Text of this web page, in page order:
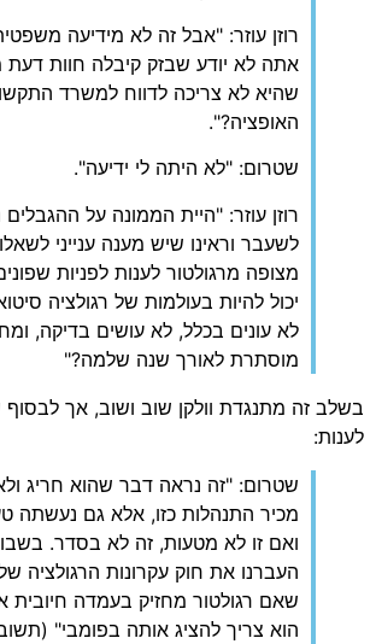
רוזן עוזר: "אבל זה לא מידיעה
אתה לא יודע שבזק קיבלה חוות
שהיא לא צריכה לדווח למשרד
האופציה?".
שטרום: "לא היתה לי ידיעה".
רוזן עוזר: "היית הממונה על
לשעבר וראינו שיש מענה ענייני
מצופה מרגולטור לענות לפניות
יכול להיות בעולמות של רגולציה
לא עונים בכלל, לא עושים בדיקה,
מוסתרת לאורך שנה שלמה?"
בשלב זה מתנגדת וולקן שוב ושוב, אך
לענות:
שטרום: "זה נראה דבר שהוא חריג ולא
מכיר התנהלות כזו, אלא גם נעשתה
ואם זו לא מטעות, זה לא בסדר.
העברנו את חוק עקרונות הרגולציה
שאם רגולטור מחזיק בעמדה חיובית
הוא צריך להציג אותה בפומבי"